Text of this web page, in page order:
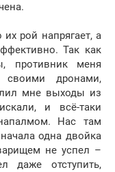
рой напрягает, а
Так как
противник меня
своими дронами,
мне выходы из
и всё-таки
Нас там
одна двойка
не успел –
даже отступить,